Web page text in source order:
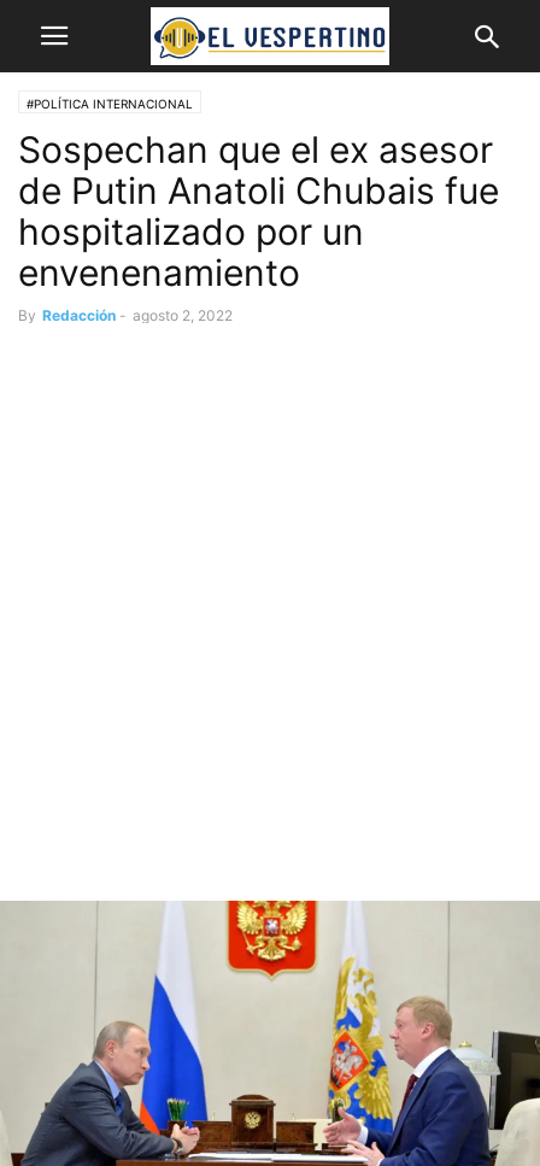
#POLÍTICA INTERNACIONAL
Sospechan que el ex asesor
de Putin Anatoli Chubais fue
hospitalizado por un
envenenamiento
By Redacción - agosto 2, 2022